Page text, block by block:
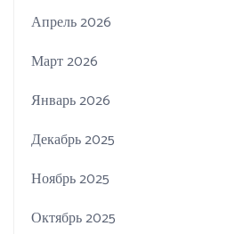
Апрель 2026
Март 2026
Январь 2026
Декабрь 2025
Ноябрь 2025
Октябрь 2025